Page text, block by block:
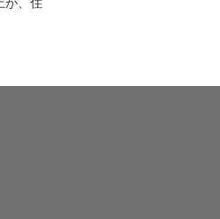
が、住